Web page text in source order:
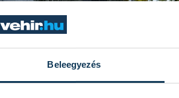
Beleegyezés